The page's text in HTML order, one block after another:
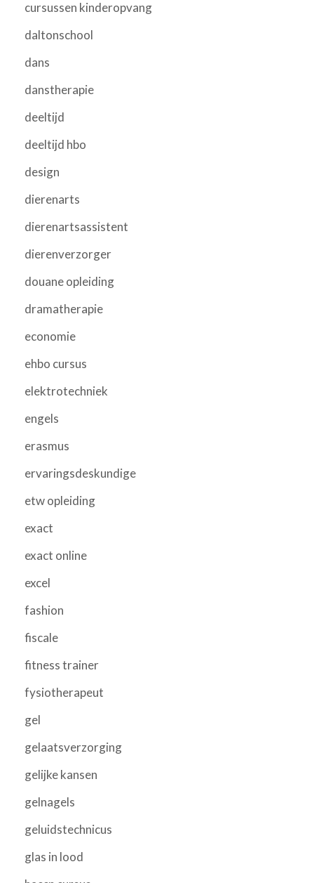
cursussen kinderopvang
daltonschool
dans
danstherapie
deeltijd
deeltijd hbo
design
dierenarts
dierenartsassistent
dierenverzorger
douane opleiding
dramatherapie
economie
ehbo cursus
elektrotechniek
engels
erasmus
ervaringsdeskundige
etw opleiding
exact
exact online
excel
fashion
fiscale
fitness trainer
fysiotherapeut
gel
gelaatsverzorging
gelijke kansen
gelnagels
geluidstechnicus
glas in lood